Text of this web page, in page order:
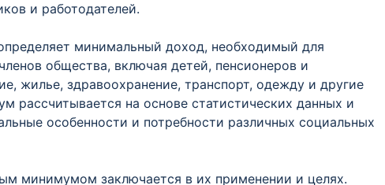
и работодателей.
минимальный доход, необходимый для
общества, включая детей, пенсионеров и
жилье, здравоохранение, транспорт, одежду и другие
на основе статистических данных и
особенности и потребности различных социальных
минимумом заключается в их применении и целях.